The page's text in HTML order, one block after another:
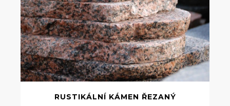
RUSTIKÁLNÍ KÁMEN ŘEZANÝ